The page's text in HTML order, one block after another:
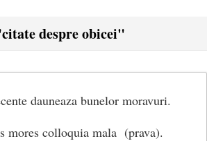
despre obicei"
dauneaza bunelor moravuri.
mores colloquia mala (prava).